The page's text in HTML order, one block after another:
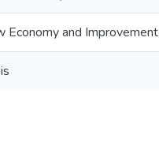
Economy and